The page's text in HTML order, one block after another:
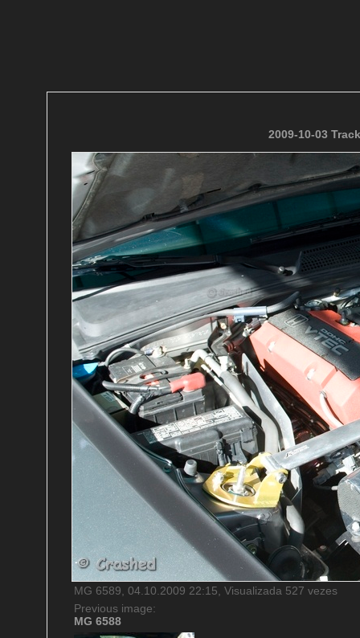
2009-10-03
MG 6589, 04.10.2009 22:15, Visualizada 527 vezes
Previous image:
MG 6588